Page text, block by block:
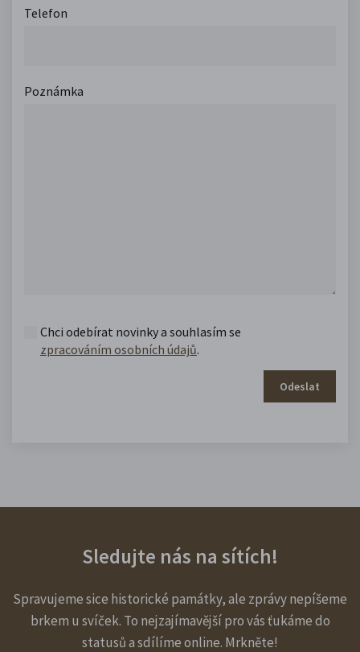
Telefon
Poznámka
Chci odebírat novinky a souhlasím se
zpracováním osobních údajů.
Odeslat
Sledujte nás na sítích!
Spravujeme sice historické památky, ale zprávy nepíšeme
brkem u svíček. To nejzajímavější pro vás ťukáme do
statusů a sdílíme online. Mrkněte!